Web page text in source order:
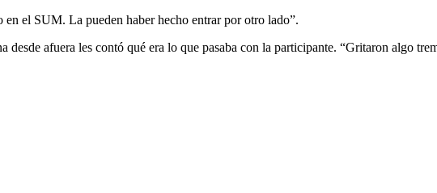
el SUM. La pueden haber hecho entrar por otro lado”.
desde afuera les contó qué era lo que pasaba con la participante. “Gritaron algo